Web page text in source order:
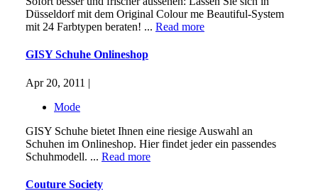
Düsseldorf mit dem Original Colour me Beautiful-System
mit 24 Farbtypen beraten! ... Read more
GISY Schuhe Onlineshop
Apr 20, 2011 |
Mode
GISY Schuhe bietet Ihnen eine riesige Auswahl an
Schuhen im Onlineshop. Hier findet jeder ein passendes
Schuhmodell. ... Read more
Couture Society